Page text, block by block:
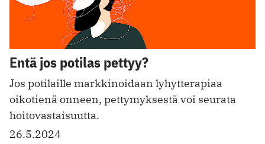
Entä jos potilas pettyy?
Jos potilaille markkinoidaan lyhytterapiaa
oikotienä onneen, pettymyksestä voi seurata
hoitovastaisuutta.
26.5.2024